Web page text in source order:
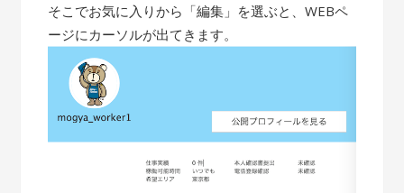
そこでお気に入りから「編集」を選ぶと、WEBペ
ージにカーソルが出てきます。